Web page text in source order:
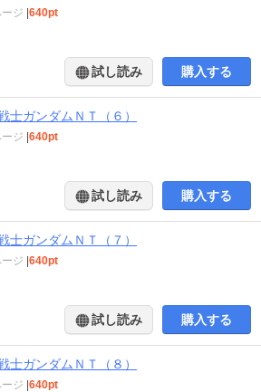
ジ |640pt
試し読み 購入する
士ガンダムＮＴ（６）
ジ |640pt
試し読み 購入する
士ガンダムＮＴ（７）
ジ |640pt
試し読み 購入する
士ガンダムＮＴ（８）
ジ |640pt